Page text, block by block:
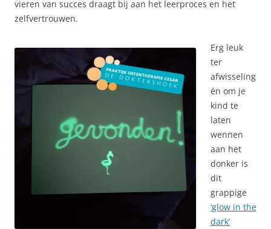
vieren van succes draagt bij aan het leerproces en het
zelfvertrouwen.
Erg leuk
ter
afwisseling
én om je
kind te
laten
wennen
aan het
donker is
dit
grappige
‘glow in the
dark’